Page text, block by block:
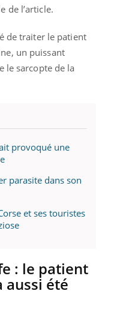
de l’article.
de traiter le patient
un puissant
le sarcopte de la
provoqué une
parasite dans son
et ses touristes
: le patient
aussi été